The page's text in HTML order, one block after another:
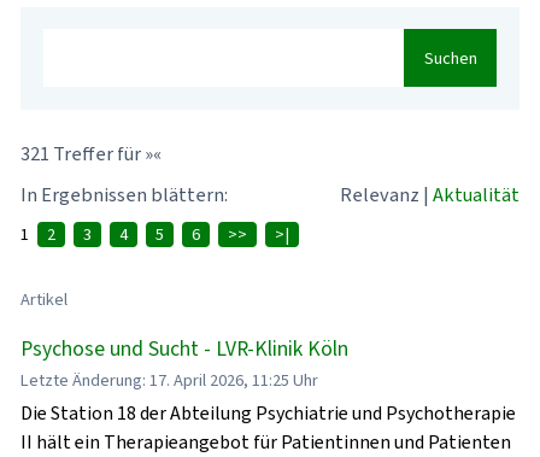
Suchen
321 Treffer für »«
In Ergebnissen blättern:
Relevanz | Aktualität
1 2 3 4 5 6 >> >|
Artikel
Psychose und Sucht - LVR-Klinik Köln
Letzte Änderung: 17. April 2026, 11:25 Uhr
Die Station 18 der Abteilung Psychiatrie und Psychotherapie
II hält ein Therapieangebot für Patientinnen und Patienten